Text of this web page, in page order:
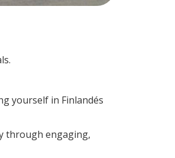
yourself in Finlandés
through engaging,